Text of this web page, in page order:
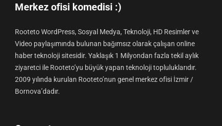
Merkez ofisi komedisi :)
Rooteto WordPress, Sosyal Medya, Teknoloji, HD Resimler ve
Video paylaşımında bulunan bağımsız olarak çalışan online
haber teknoloji sitesidir. Yaklaşık 1 Milyondan fazla tekil aylık
ziyaretci ile Rooteto’yu büyük yapan teknoloji topluluklarıdır.
2009 yılında kurulan Rooteto’nun genel merkez ofisi İzmir /
Bornova’dadır.